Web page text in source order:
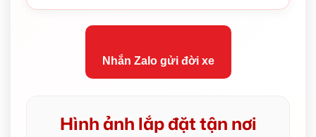
Nhắn Zalo gửi đời xe
Hình ảnh lắp đặt tận nơi